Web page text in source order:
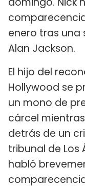
enero tras una
Alan Jackson.
El hijo del
Hollywood se
un mono de
cárcel
detrás de un
tribunal de Los
habló